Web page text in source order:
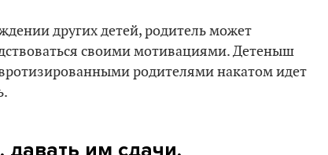
других детей, родитель может
своими мотивациями. Детеныш
родителями накатом идет
давать им сдачи,